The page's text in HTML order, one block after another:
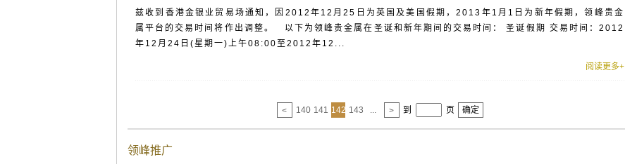
兹收到香港金银业贸易场通知，因2012年12月25日为英国及美国假期，2013年1月1日为新年假期，领峰贵金
属平台的交易时间将作出调整。 以下为领峰贵金属在圣诞和新年期间的交易时间： 圣诞假期 交易时间：2012
年12月24日(星期一)上午08:00至2012年12...
阅读更多+
< 140 141 142 143 ... > 到 页 确定
领峰推广